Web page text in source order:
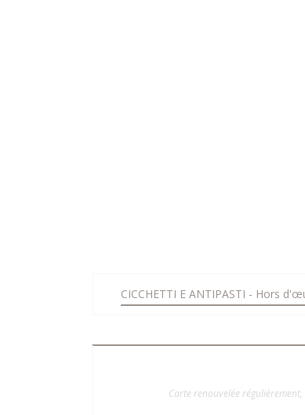
CICCHETTI E ANTIPASTI - Hors
Carte renouvelée